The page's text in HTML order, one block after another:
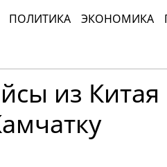
ПОЛИТИКА ЭКОНОМИКА
из Китая